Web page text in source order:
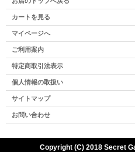
カートを見る
マイページへ
ご利用案内
特定商取引法表示
個人情報の取扱い
サイトマップ
お問い合わせ
Copyright (C) 2018 Secret